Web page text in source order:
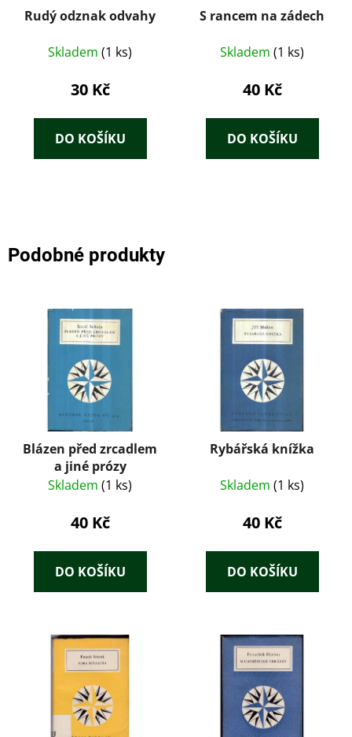
Rudý odznak odvahy
Skladem (1 ks)
30 Kč
DO KOŠÍKU
S rancem na zádech
Skladem (1 ks)
40 Kč
DO KOŠÍKU
Podobné produkty
Blázen před zrcadlem
a jiné prózy
Skladem (1 ks)
40 Kč
DO KOŠÍKU
Rybářská knížka
Skladem (1 ks)
40 Kč
DO KOŠÍKU